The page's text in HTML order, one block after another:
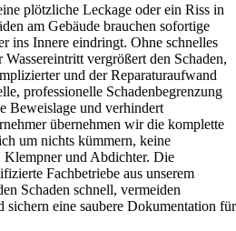
plötzliche Leckage oder ein Riss in
am Gebäude brauchen sofortige
ins Innere eindringt. Ohne schnelles
vergrößert den Schaden,
und der Reparaturaufwand
professionelle Schadenbegrenzung
Beweislage und verhindert
übernehmen wir die komplette
um nichts kümmern, keine
und Abdichter. Die
Fachbetriebe aus unserem
Schaden schnell, vermeiden
sichern eine saubere Dokumentation für